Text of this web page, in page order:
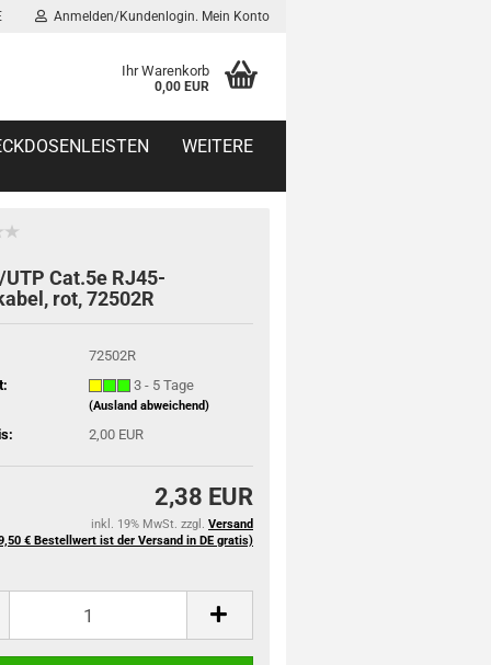
Anmelden/Kundenlogin. Mein Konto
Ihr Warenkorb
0,00 EUR
WEITERE
UTP Cat.5e RJ45-
rot, 72502R
72502R
3 - 5 Tage
(Ausland abweichend)
2,00 EUR
2,38 EUR
inkl. 19% MwSt. zzgl. Versand
€ Bestellwert ist der Versand in DE gratis)